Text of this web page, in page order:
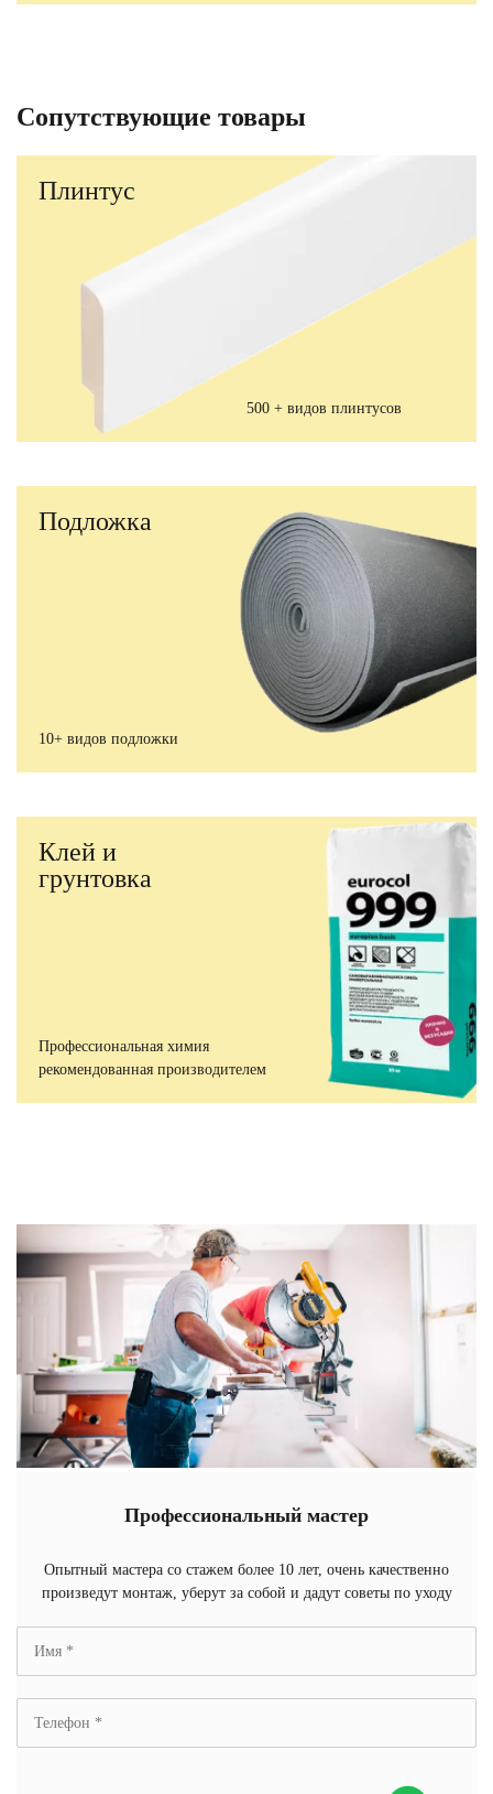
Сопутствующие товары
Плинтус
500 + видов плинтусов
Подложка
10+ видов подложки
Клей и
грунтовка
Профессиональная химия
рекомендованная производителем
Профессиональный мастер
Опытный мастера со стажем более 10 лет, очень качественно
произведут монтаж, уберут за собой и дадут советы по уходу